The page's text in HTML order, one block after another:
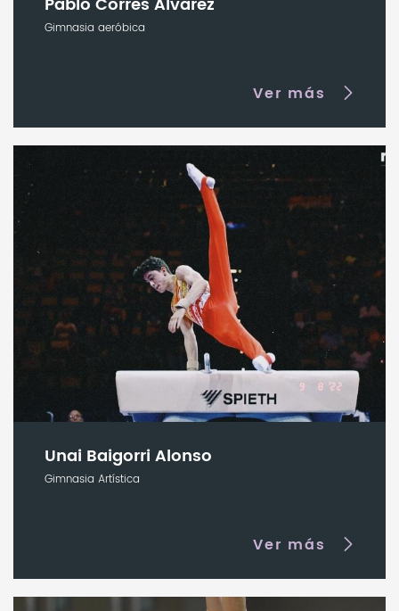
Gimnasia aeróbica
Ver más
Unai Baigorri Alonso
Gimnasia Artística
Ver más